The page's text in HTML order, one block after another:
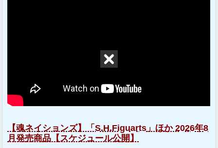
【魂ネイションズ】「S.H.Figuarts」ほか 2026年8
月発売商品【スケジュール公開】